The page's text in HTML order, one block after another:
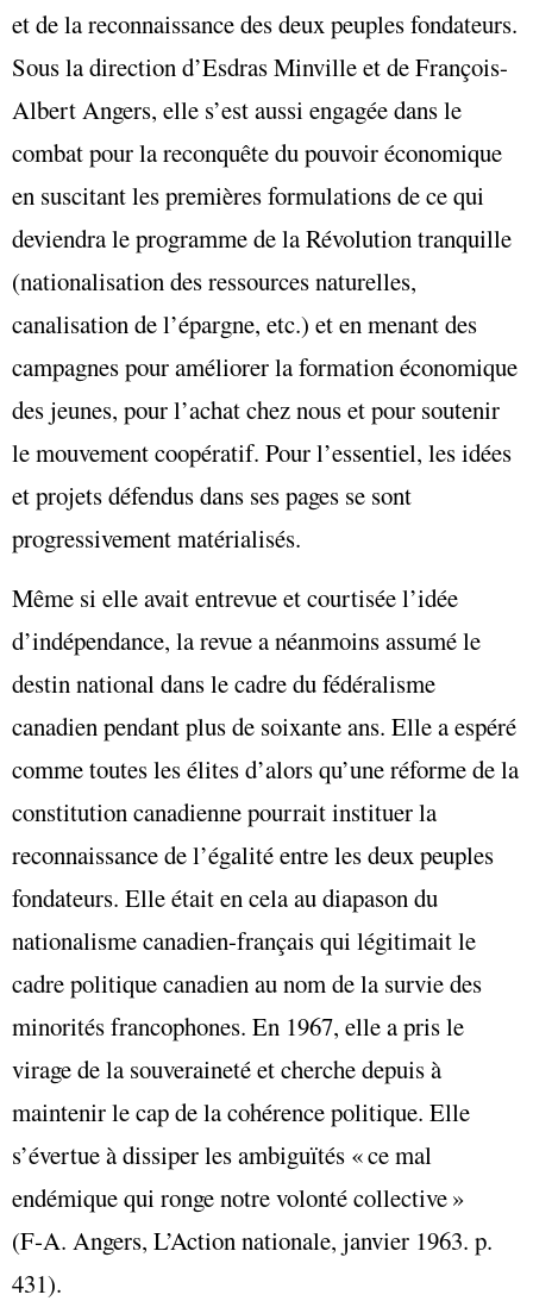
et de la reconnaissance des deux peuples fondateurs.
Sous la direction d’Esdras Minville et de François-
Albert Angers, elle s’est aussi engagée dans le
combat pour la reconquête du pouvoir économique
en suscitant les premières formulations de ce qui
deviendra le programme de la Révolution tranquille
(nationalisation des ressources naturelles,
canalisation de l’épargne, etc.) et en menant des
campagnes pour améliorer la formation économique
des jeunes, pour l’achat chez nous et pour soutenir
le mouvement coopératif. Pour l’essentiel, les idées
et projets défendus dans ses pages se sont
progressivement matérialisés.
Même si elle avait entrevue et courtisée l’idée
d’indépendance, la revue a néanmoins assumé le
destin national dans le cadre du fédéralisme
canadien pendant plus de soixante ans. Elle a espéré
comme toutes les élites d’alors qu’une réforme de la
constitution canadienne pourrait instituer la
reconnaissance de l’égalité entre les deux peuples
fondateurs. Elle était en cela au diapason du
nationalisme canadien-français qui légitimait le
cadre politique canadien au nom de la survie des
minorités francophones. En 1967, elle a pris le
virage de la souveraineté et cherche depuis à
maintenir le cap de la cohérence politique. Elle
s’évertue à dissiper les ambiguïtés « ce mal
endémique qui ronge notre volonté collective »
(F‑A. Angers, L’Action nationale, janvier 1963. p.
431).